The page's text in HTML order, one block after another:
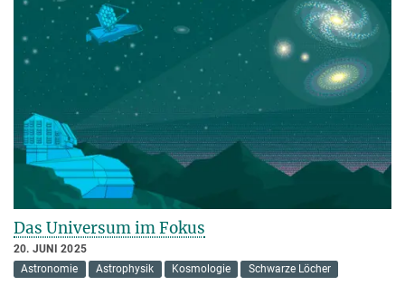
Das Universum im Fokus
20. JUNI 2025
Astronomie
Astrophysik Kosmologie Schwarze Löcher